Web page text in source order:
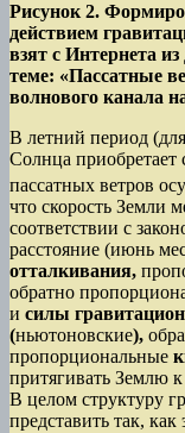
Рисунок 2.
действием
взят с Интернета
теме: «Пассатные
волнового канала
В летний период
Солнца приобретает
пассатных ветров
что скорость Земли
соответствии с
расстояние (июнь
отталкивания,
обратно
и силы
(ньютоновские),
пропорциональные
притягивать Землю
В целом структуру
представить так,